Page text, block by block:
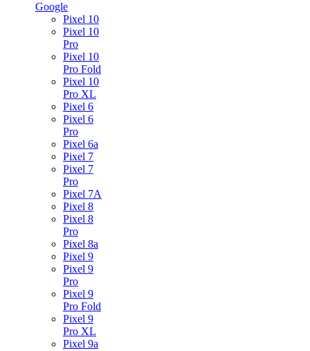
Google
Pixel 10
Pixel 10
Pro
Pixel 10
Pro Fold
Pixel 10
Pro XL
Pixel 6
Pixel 6
Pro
Pixel 6a
Pixel 7
Pixel 7
Pro
Pixel 7A
Pixel 8
Pixel 8
Pro
Pixel 8a
Pixel 9
Pixel 9
Pro
Pixel 9
Pro Fold
Pixel 9
Pro XL
Pixel 9a